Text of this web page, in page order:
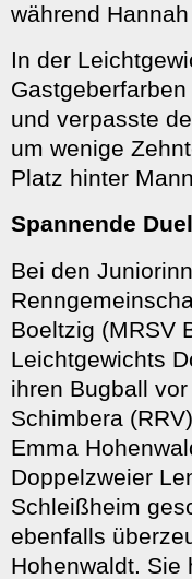
während
In der
und verpasste
um wenige
Platz hinter
Spannende
Bei den
Boeltzig (MRSV
Leichtgewichts
ihren Bugball
Schimbera
Emma
Doppelzweier
Schleißheim
ebenfalls
Hohenwaldt. Sie